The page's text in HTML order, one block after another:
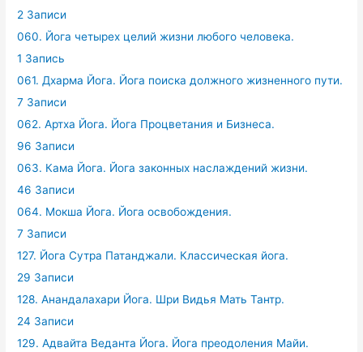
2 Записи
060. Йога четырех целий жизни любого человека.
1 Запись
061. Дхарма Йога. Йога поиска должного жизненного пути.
7 Записи
062. Артха Йога. Йога Процветания и Бизнеса.
96 Записи
063. Кама Йога. Йога законных наслаждений жизни.
46 Записи
064. Мокша Йога. Йога освобождения.
7 Записи
127. Йога Сутра Патанджали. Классическая йога.
29 Записи
128. Анандалахари Йога. Шри Видья Мать Тантр.
24 Записи
129. Адвайта Веданта Йога. Йога преодоления Майи.